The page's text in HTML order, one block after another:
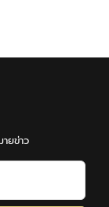
ยข่าว